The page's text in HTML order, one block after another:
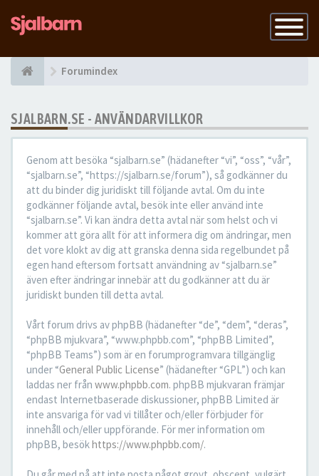
Slå
på
Forumindex
SJALBARN.SE - ANVÄNDARVILLKOR
Genom att besöka “sjalbarn.se” (hädanefter “vi”, “oss”, “vår”,
“sjalbarn.se”, “https://sjalbarn.se/forum”), så godkänner du
att du binder dig juridiskt till följande avtal. Om du inte
godkänner följande avtal, besök inte eller använd inte
“sjalbarn.se”. Vi kan ändra detta avtal när som helst och vi
kommer att göra allt för att informera dig om ändringar, men
det vore klokt av dig att granska denna sida regelbundet på
egen hand eftersom fortsatt användning av “sjalbarn.se”
även efter ändringar innebär att du godkänner att du är
juridiskt bunden till detta avtal.
Vårt forum drivs av phpBB (hädanefter “de”, “dem”, “deras”,
“phpBB mjukvara”, “www.phpbb.com”, “phpBB Limited”,
“phpBB Teams”) som är en forumprogramvara tillgänglig
under “General Public License” (hädanefter “GPL”) och kan
laddas ner från www.phpbb.com. phpBB mjukvaran främjar
endast Internetbaserade diskussioner, phpBB Limited är
inte ansvariga för vad vi tillåter och/eller förbjuder för
innehåll och/eller uppförande. För mer information om
phpBB, besökhttps://www.phpbb.com/.